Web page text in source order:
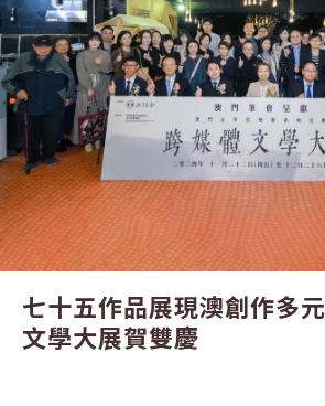
七十五作品展現澳創作多
文學大展賀雙慶